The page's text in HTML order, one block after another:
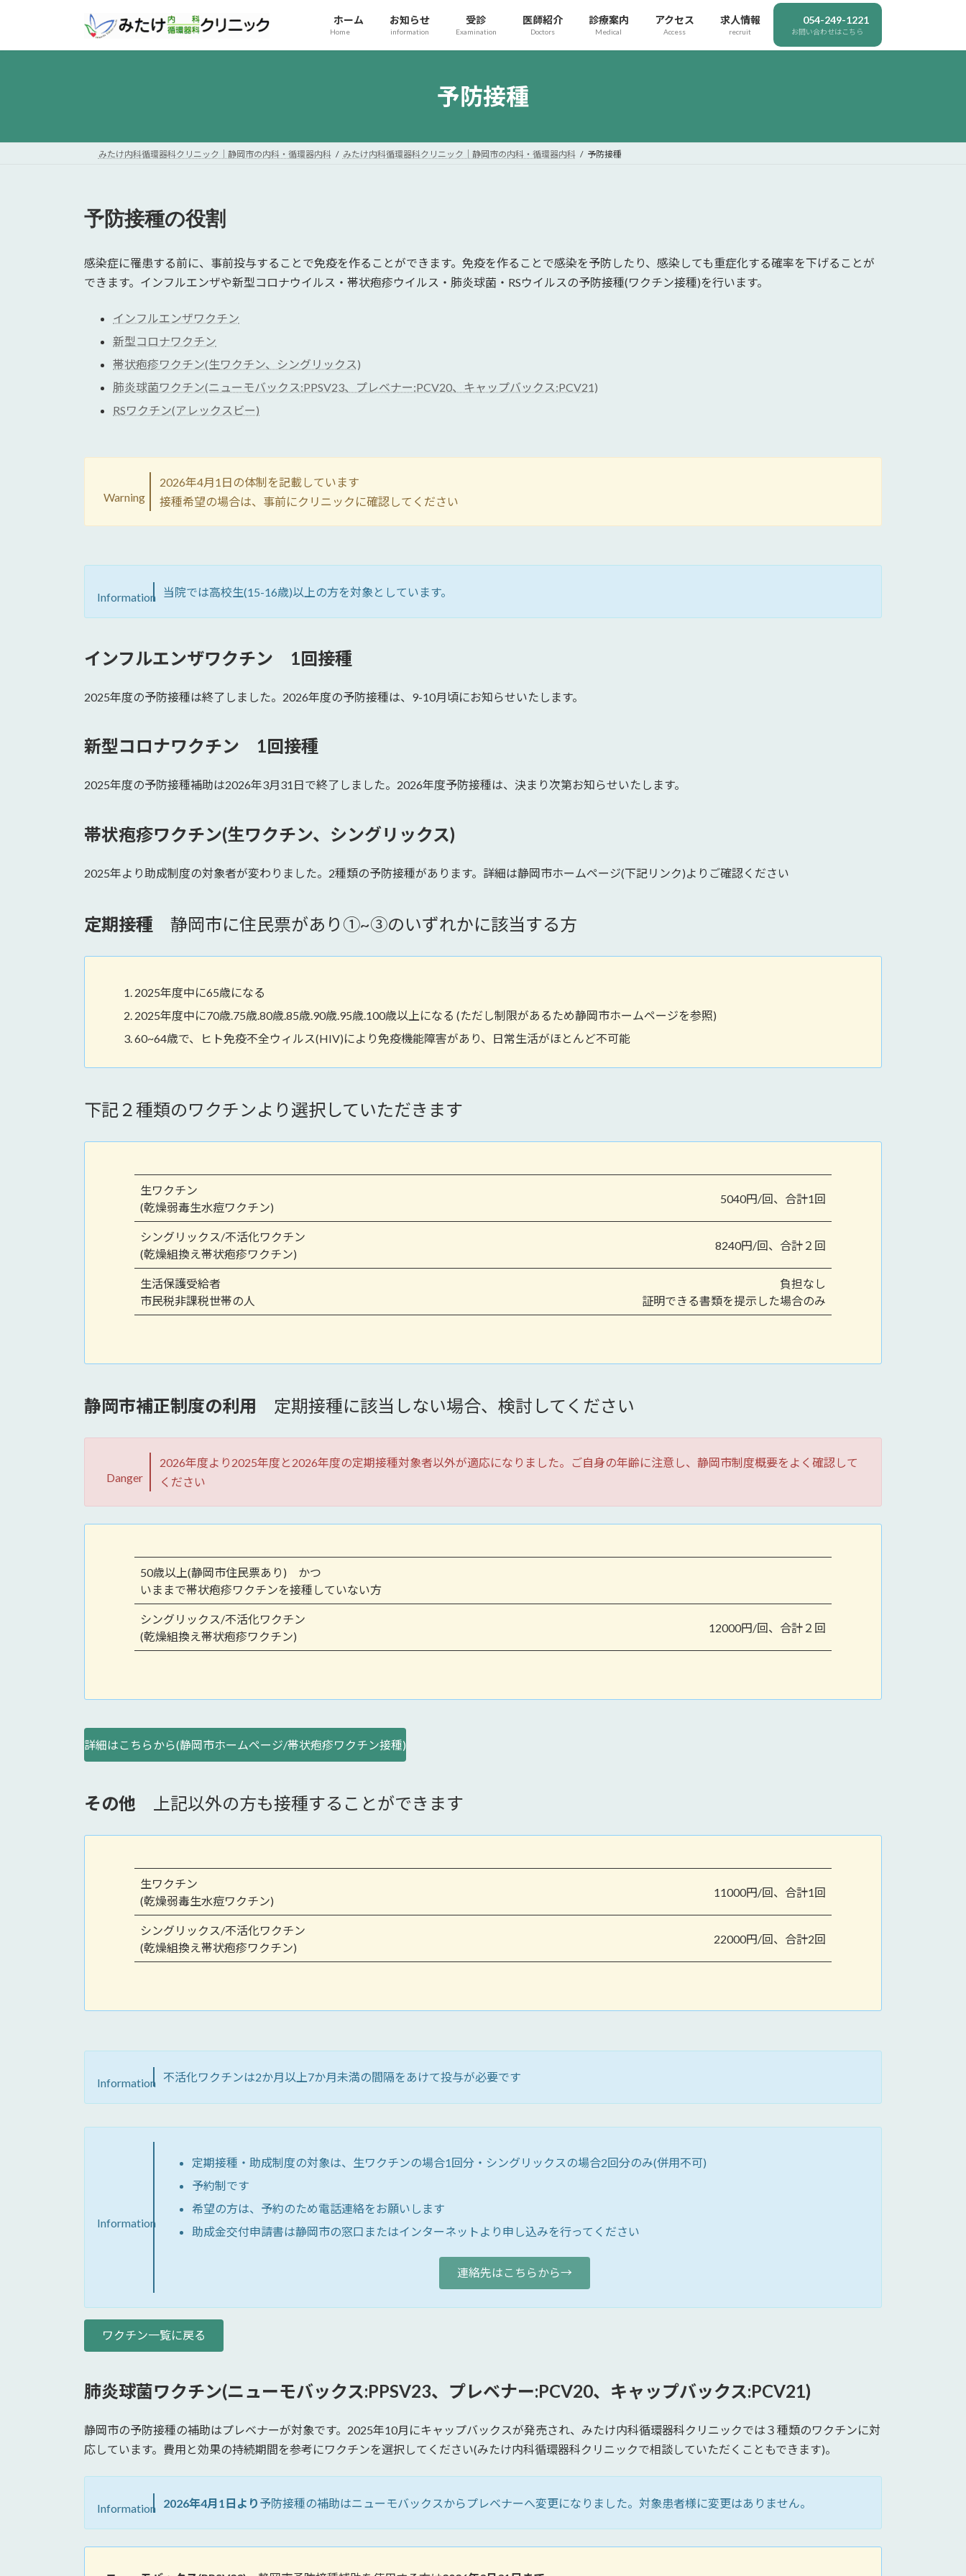
ッ
移
ホーム
Home
お知らせ
information
受診
Examination
医師紹介
Doctors
診療案内
Medical
アクセス
Access
求人情報
recruit
054-249-1221
お問い合わせはこちら
予防接種
みたけ内科循環器科クリニック｜静岡市の内科・循環器内科 みたけ内科循環器科クリニック｜静岡市の内科・循環器内科 予防接種
予防接種の役割
感染症に罹患する前に、事前投与することで免疫を作ることができます。免疫を作ることで感染を予防したり、感染しても重症化する確率を下げることが
できます。インフルエンザや新型コロナウイルス・帯状疱疹ウイルス・肺炎球菌・RSウイルスの予防接種(ワクチン接種)を行います。
インフルエンザワクチン
新型コロナワクチン
帯状疱疹ワクチン(生ワクチン、シングリックス)
肺炎球菌ワクチン(ニューモバックス:PPSV23、プレベナー:PCV20、キャップバックス:PCV21)
RSワクチン(アレックスビー)
Warning
2026年4月1日の体制を記載しています
接種希望の場合は、事前にクリニックに確認してください
Information 当院では高校生(15-16歳)以上の方を対象としています。
インフルエンザワクチン 1回接種
2025年度の予防接種は終了しました。2026年度の予防接種は、9-10月頃にお知らせいたします。
新型コロナワクチン 1回接種
2025年度の予防接種補助は2026年3月31日で終了しました。2026年度予防接種は、決まり次第お知らせいたします。
帯状疱疹ワクチン(生ワクチン、シングリックス)
2025年より助成制度の対象者が変わりました。2種類の予防接種があります。詳細は静岡市ホームページ(下記リンク)よりご確認ください
定期接種 静岡市に住民票があり①~③のいずれかに該当する方
2025年度中に65歳になる
2025年度中に70歳.75歳.80歳.85歳.90歳.95歳.100歳以上になる (ただし制限があるため静岡市ホームページを参照)
60~64歳で、ヒト免疫不全ウィルス(HIV)により免疫機能障害があり、日常生活がほとんど不可能
下記２種類のワクチンより選択していただきます
生ワクチン
(乾燥弱毒生水痘ワクチン)
5040円/回、合計1回
シングリックス/不活化ワクチン
(乾燥組換え帯状疱疹ワクチン)
8240円/回、合計２回
生活保護受給者
市民税非課税世帯の人
負担なし
証明できる書類を提示した場合のみ
静岡市補正制度の利用 定期接種に該当しない場合、検討してください
Danger
2026年度より2025年度と2026年度の定期接種対象者以外が適応になりました。ご自身の年齢に注意し、静岡市制度概要をよく確認して
ください
50歳以上(静岡市住民票あり) かつ
いままで帯状疱疹ワクチンを接種していない方
シングリックス/不活化ワクチン
(乾燥組換え帯状疱疹ワクチン)
12000円/回、合計２回
詳細はこちらから(静岡市ホームページ/帯状疱疹ワクチン接種)
その他 上記以外の方も接種することができます
生ワクチン
(乾燥弱毒生水痘ワクチン)
11000円/回、合計1回
シングリックス/不活化ワクチン
(乾燥組換え帯状疱疹ワクチン)
22000円/回、合計2回
Information 不活化ワクチンは2か月以上7か月未満の間隔をあけて投与が必要です
Information
定期接種・助成制度の対象は、生ワクチンの場合1回分・シングリックスの場合2回分のみ(併用不可)
予約制です
希望の方は、予約のため電話連絡をお願いします
助成金交付申請書は静岡市の窓口またはインターネットより申し込みを行ってください
連絡先はこちらから→
ワクチン一覧に戻る
肺炎球菌ワクチン(ニューモバックス:PPSV23、プレベナー:PCV20、キャップバックス:PCV21)
静岡市の予防接種の補助はプレベナーが対象です。2025年10月にキャップバックスが発売され、みたけ内科循環器科クリニックでは３種類のワクチンに対
応しています。費用と効果の持続期間を参考にワクチンを選択してください(みたけ内科循環器科クリニックで相談していただくこともできます)。
Information 2026年4月1日より 予防接種の補助はニューモバックスからプレベナーへ変更になりました。対象患者様に変更はありません。